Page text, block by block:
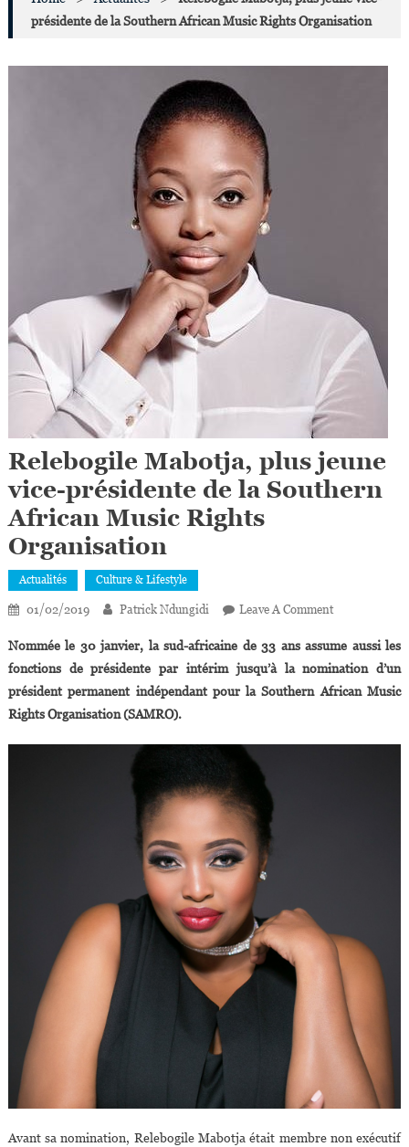
présidente de la Southern African Music Rights Organisation
Relebogile Mabotja, plus jeune
vice-présidente de la Southern
African Music Rights
Organisation
Actualités Culture & Lifestyle
01/02/2019 Patrick Ndungidi Leave A CommentOn
Mabotja,
Plus
Jeune
Nommée le 30 janvier, la sud-africaine de 33 ans assume aussi les
fonctions de présidente par intérim jusqu’à la nomination d’un
président permanent indépendant pour la Southern African Music
Rights Organisation (SAMRO).
Avant sa nomination, Relebogile Mabotja était membre non exécutif